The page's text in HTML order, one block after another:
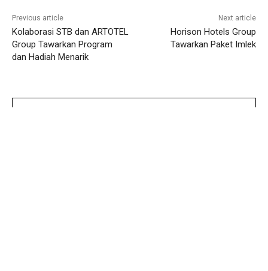
Previous article
Kolaborasi STB dan ARTOTEL
Group Tawarkan Program
dan Hadiah Menarik
Next article
Horison Hotels Group
Tawarkan Paket Imlek